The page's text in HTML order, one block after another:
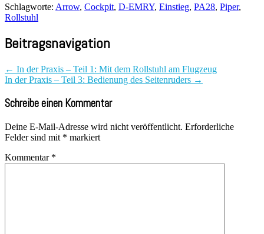
Schlagworte: Arrow, Cockpit, D-EMRY, Einstieg, PA28, Piper,
Rollstuhl
Beitragsnavigation
← In der Praxis – Teil 1: Mit dem Rollstuhl am Flugzeug
In der Praxis – Teil 3: Bedienung des Seitenruders →
Schreibe einen Kommentar
Deine E-Mail-Adresse wird nicht veröffentlicht. Erforderliche
Felder sind mit * markiert
Kommentar *